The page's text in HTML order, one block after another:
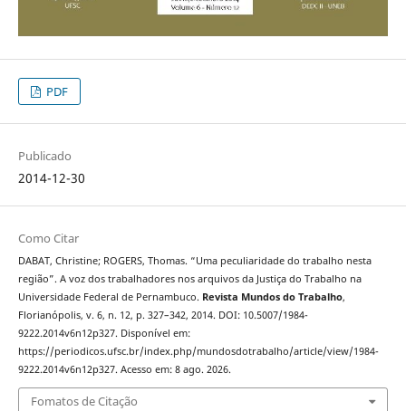
PDF
Publicado
2014-12-30
Como Citar
DABAT, Christine; ROGERS, Thomas. “Uma peculiaridade do trabalho nesta
região”. A voz dos trabalhadores nos arquivos da Justiça do Trabalho na
Universidade Federal de Pernambuco. Revista Mundos do Trabalho,
Florianópolis, v. 6, n. 12, p. 327–342, 2014. DOI: 10.5007/1984-
9222.2014v6n12p327. Disponível em:
https://periodicos.ufsc.br/index.php/mundosdotrabalho/article/view/1984-
9222.2014v6n12p327. Acesso em: 8 ago. 2026.
Fomatos de Citação